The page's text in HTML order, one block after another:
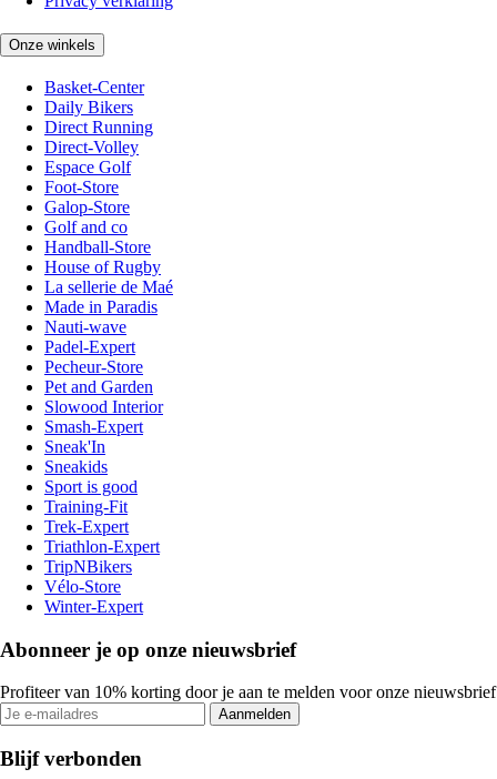
Onze winkels
Basket-Center
Daily Bikers
Direct Running
Direct-Volley
Espace Golf
Foot-Store
Galop-Store
Golf and co
Handball-Store
House of Rugby
La sellerie de Maé
Made in Paradis
Nauti-wave
Padel-Expert
Pecheur-Store
Pet and Garden
Slowood Interior
Smash-Expert
Sneak'In
Sneakids
Sport is good
Training-Fit
Trek-Expert
Triathlon-Expert
TripNBikers
Vélo-Store
Winter-Expert
Abonneer je op onze nieuwsbrief
Profiteer van 10% korting door je aan te melden voor onze nieuwsbrief
Aanmelden
Blijf verbonden